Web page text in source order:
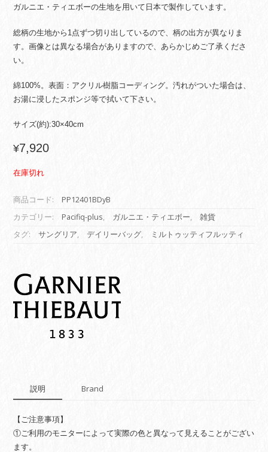
ガルニエ・ティエボーの生地を用いて日本で製作しています。
総柄の生地から1点ずつ切り出しているので、柄の出方が異なりま
す。画像とは異なる場合がありますので、あらかじめご了承くださ
い。
綿100%。表面：アクリル樹脂コーディング。汚れがついた場合は、
お湯に浸したスポンジ等で拭いて下さい。
サイズ(約):30×40cm
¥7,920
在庫切れ
商品コード:
PP12401BDyB
カテゴリー:
Pacifiq-plus, ガルニエ・ティエボー,
雑貨
タグ:
サングリア, デイリーバッグ, ミルトゥッティフルッティ
説明 Brand
【ご注意事項】
①ご利用のモニターによって実際の色と異なって見えることがござい
ます。